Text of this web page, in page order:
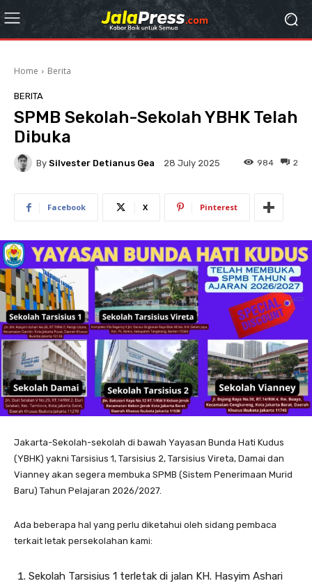
Home Berita
BERITA
SPMB Sekolah-Sekolah YBHK Telah
Dibuka
By Silvester Detianus Gea 28 July 2025 2
984
Facebook X Pinterest
Jakarta-Sekolah-sekolah di bawah Yayasan Bunda Hati Kudus
(YBHK) yakni Tarsisius 1, Tarsisius 2, Tarsisius Vireta, Damai dan
Vianney akan segera membuka SPMB (Sistem Penerimaan Murid
Baru) Tahun Pelajaran 2026/2027.
Ada beberapa hal yang perlu diketahui oleh sidang pembaca
terkait letak persekolahan kami:
Sekolah Tarsisius 1 terletak di jalan KH. Hasyim Ashari